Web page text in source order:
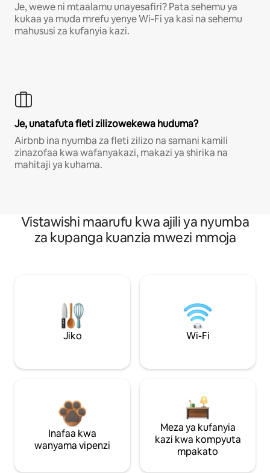
Je, wewe ni mtaalamu unayesafiri? Pata sehemu ya
kukaa ya muda mrefu yenye Wi-Fi ya kasi na sehemu
mahususi za kufanyia kazi.
Je, unatafuta fleti zilizowekewa huduma?
Airbnb ina nyumba za fleti zilizo na samani kamili
zinazofaa kwa wafanyakazi, makazi ya shirika na
mahitaji ya kuhama.
Vistawishi maarufu kwa ajili ya nyumba
za kupanga kuanzia mwezi mmoja
Jiko Wi-Fi
Inafaa kwa
wanyama vipenzi
Meza ya kufanyia
kazi kwa kompyuta
mpakato